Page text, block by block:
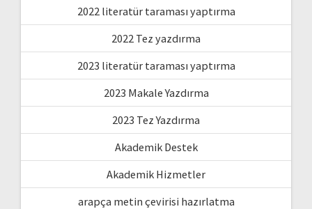
2022 literatür taraması yaptırma
2022 Tez yazdırma
2023 literatür taraması yaptırma
2023 Makale Yazdırma
2023 Tez Yazdırma
Akademik Destek
Akademik Hizmetler
arapça metin çevirisi hazırlatma